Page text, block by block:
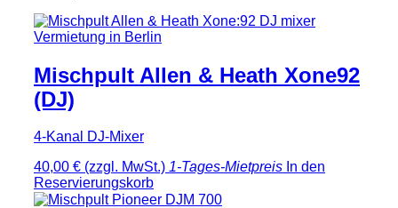
Mischpult Allen & Heath Xone92
(DJ)
4-Kanal DJ-Mixer
40,00 € (zzgl. MwSt.) 1-Tages-Mietpreis In den
Reservierungskorb